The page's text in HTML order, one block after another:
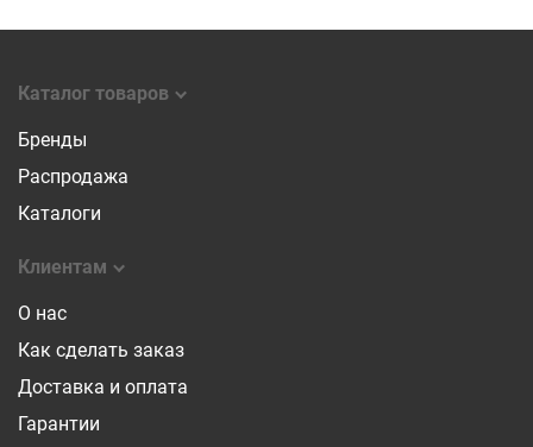
Каталог товаров
Бренды
Распродажа
Каталоги
Клиентам
О нас
Как сделать заказ
Доставка и оплата
Гарантии